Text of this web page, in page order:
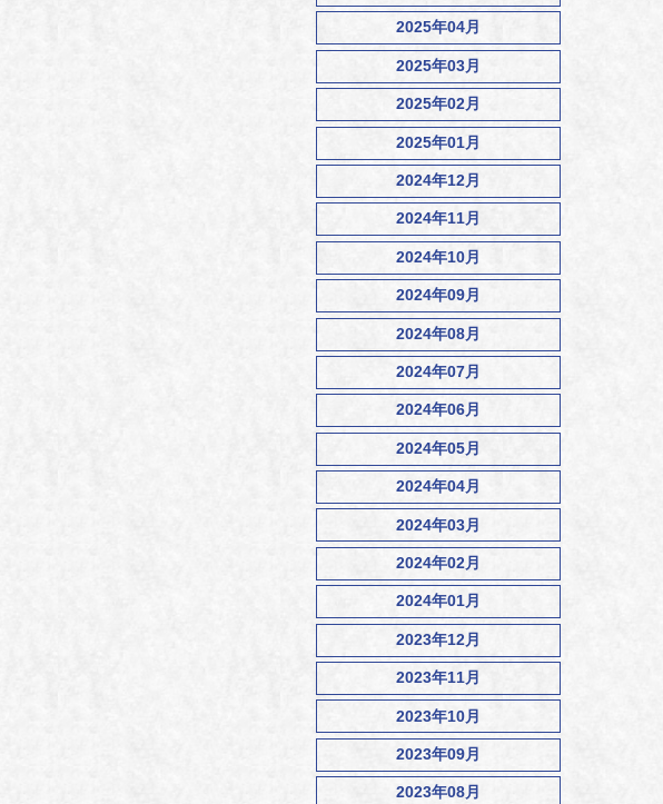
2025年04月
2025年03月
2025年02月
2025年01月
2024年12月
2024年11月
2024年10月
2024年09月
2024年08月
2024年07月
2024年06月
2024年05月
2024年04月
2024年03月
2024年02月
2024年01月
2023年12月
2023年11月
2023年10月
2023年09月
2023年08月